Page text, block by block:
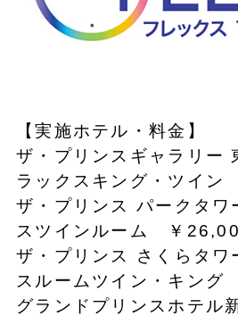
【実施ホテル・料金】
ザ・プリンスギャラリ
ラックスキング・ツイ
ザ・プリンス パークタ
スツインルーム ￥
ザ・プリンス さくらタ
スルームツイン・キン
グランドプリンスホテル